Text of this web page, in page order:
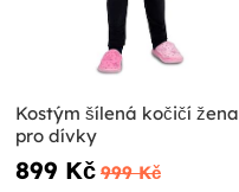
Kostým šílená kočičí žena
pro dívky
899 Kč 999 Kč